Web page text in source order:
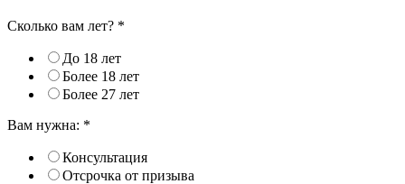
Сколько вам лет? *
До 18 лет
Более 18 лет
Более 27 лет
Вам нужна: *
Консультация
Отсрочка от призыва